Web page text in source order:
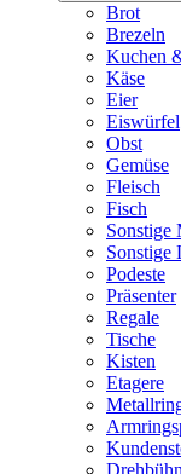
Brot
Brezeln
Kuchen
Käse
Eier
Eiswürfel
Obst
Gemüse
Fleisch
Fisch
Sonstige
Sonstige
Podeste
Präsenter
Regale
Tische
Kisten
Etagere